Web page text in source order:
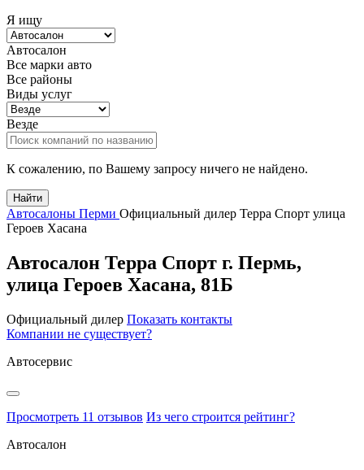
Я ищу
Автосалон
Все марки авто
Все районы
Виды услуг
Везде
К сожалению, по Вашему запросу ничего не найдено.
Найти
Автосалоны Перми Официальный дилер Терра Спорт улица
Героев Хасана
Автосалон Терра Спорт г. Пермь,
улица Героев Хасана, 81Б
Официальный дилер Показать контакты
Компании не существует?
Автосервис
Просмотреть 11 отзывов Из чего строится рейтинг?
Автосалон